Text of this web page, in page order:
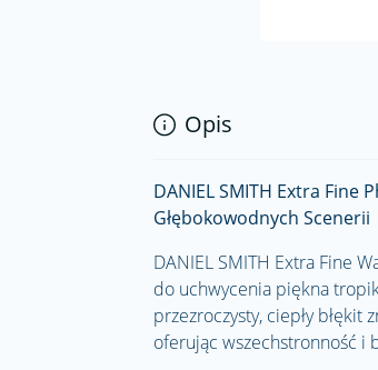
Opis
DANIEL SMITH Extra Fine
Głębokowodnych Scenerii
DANIEL SMITH Extra Fine
do uchwycenia piękna
przezroczysty, ciepły
oferując wszechstronność i